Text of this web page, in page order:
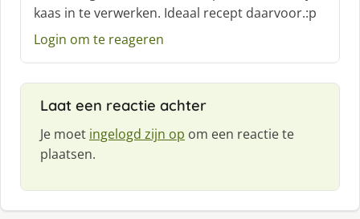
e
:
kaas in te verwerken. Ideaal recept daarvoor.:p
Login om te reageren
Laat een reactie achter
Je moet ingelogd zijn op om een reactie te
plaatsen.